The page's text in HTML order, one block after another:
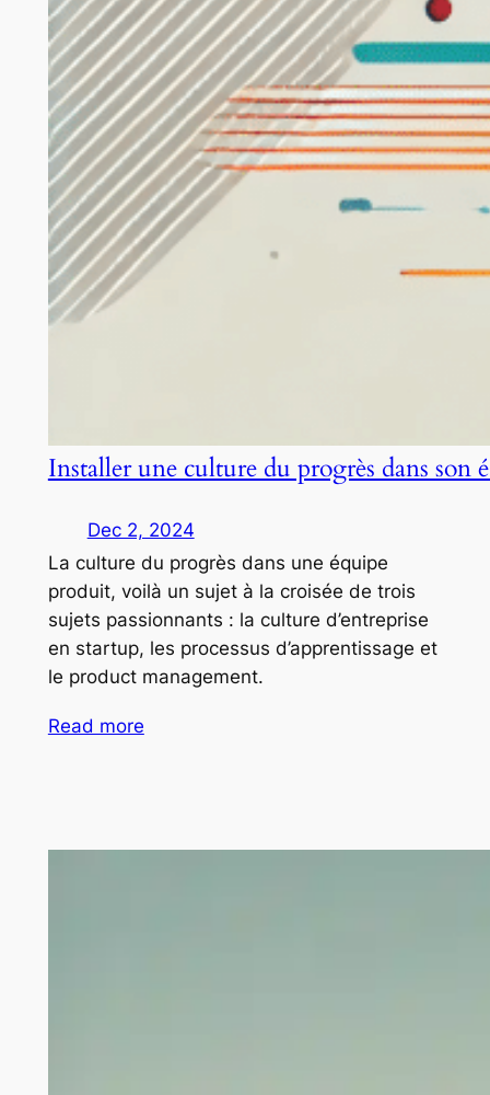
Installer une culture du progrès dans son
Dec 2, 2024
La culture du progrès dans une équipe
produit, voilà un sujet à la croisée de trois
sujets passionnants : la culture d’entreprise
en startup, les processus d’apprentissage et
le product management.
Read more